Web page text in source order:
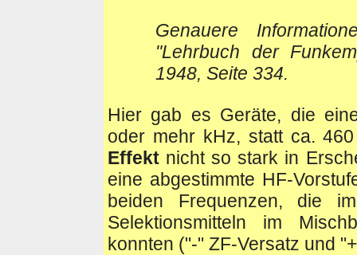
Genauere
"Lehrbuch der
1948, Seite 334.
Hier gab es Geräte, die
oder mehr kHz, statt ca.
Effekt nicht so stark in
eine abgestimmte HF-
beiden Frequenzen, die
Selektionsmitteln im
konnten ("-" ZF-Versatz und